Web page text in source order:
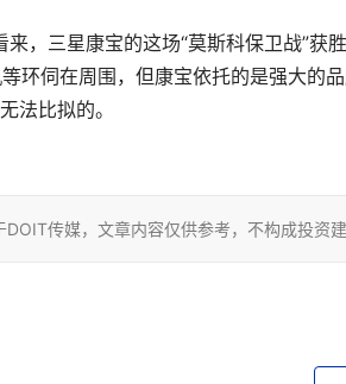
三星康宝的这场“莫斯科保卫战”获胜
环伺在周围，但康宝依托的是强大的
法比拟的。
DOIT传媒，文章内容仅供参考，不构成投资建